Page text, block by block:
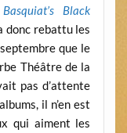
Basquiat’s Black
donc rebattu les
que le
Théâtre de la
pas d’attente
il n’en est
qui aiment les